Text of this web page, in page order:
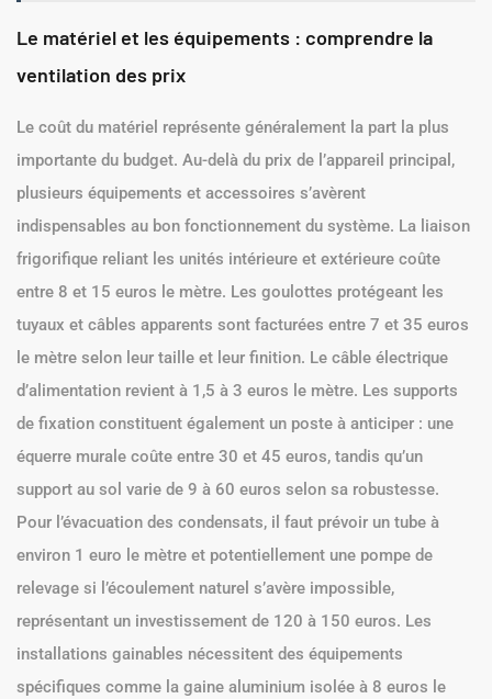
Le matériel et les équipements : comprendre la
ventilation des prix
Le coût du matériel représente généralement la part la plus
importante du budget. Au-delà du prix de l’appareil principal,
plusieurs équipements et accessoires s’avèrent
indispensables au bon fonctionnement du système. La liaison
frigorifique reliant les unités intérieure et extérieure coûte
entre 8 et 15 euros le mètre. Les goulottes protégeant les
tuyaux et câbles apparents sont facturées entre 7 et 35 euros
le mètre selon leur taille et leur finition. Le câble électrique
d’alimentation revient à 1,5 à 3 euros le mètre. Les supports
de fixation constituent également un poste à anticiper : une
équerre murale coûte entre 30 et 45 euros, tandis qu’un
support au sol varie de 9 à 60 euros selon sa robustesse.
Pour l’évacuation des condensats, il faut prévoir un tube à
environ 1 euro le mètre et potentiellement une pompe de
relevage si l’écoulement naturel s’avère impossible,
représentant un investissement de 120 à 150 euros. Les
installations gainables nécessitent des équipements
spécifiques comme la gaine aluminium isolée à 8 euros le